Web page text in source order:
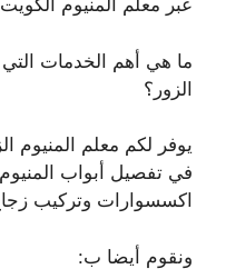
عبر معلم المنيوم
ما هي أهم الخدمات
الزور؟
يوفر لكم معلم المنيوم
في تفصيل أبواب
اكسسوارات وتركيب
ونقوم أيضا ب: